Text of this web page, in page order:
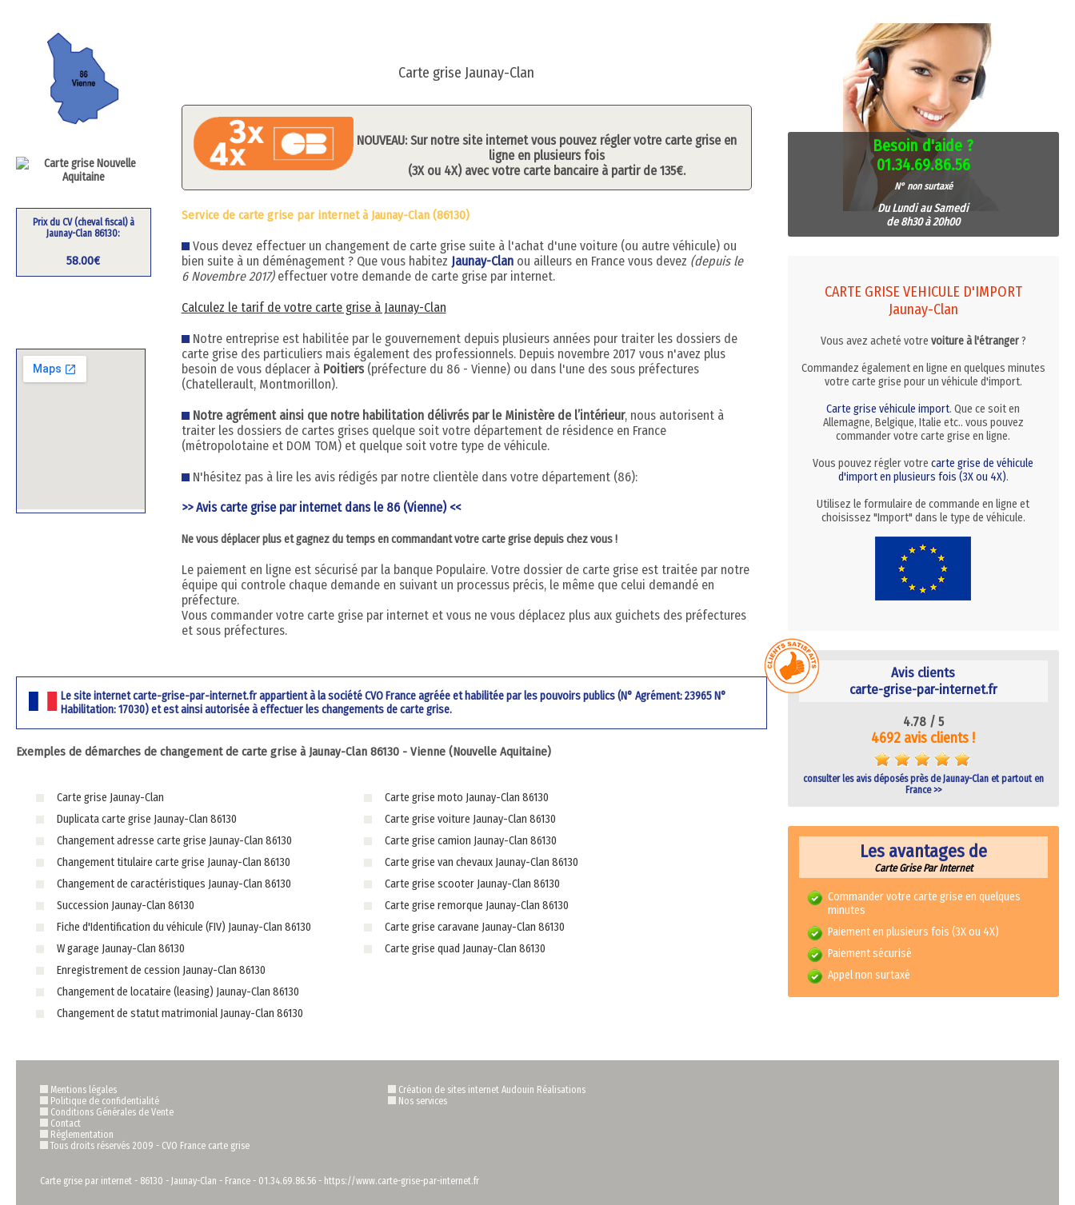
Prix du CV (cheval fiscal) à
Jaunay-Clan 86130:
58.00€
Carte grise Jaunay-Clan
NOUVEAU: Sur notre site internet vous pouvez régler votre carte grise en
ligne en plusieurs fois
(3X ou 4X) avec votre carte bancaire à partir de 135€.
Service de carte grise par internet à Jaunay-Clan (86130)
Vous devez effectuer un changement de carte grise suite à l'achat d'une voiture (ou autre véhicule) ou
bien suite à un déménagement ? Que vous habitez Jaunay-Clan ou ailleurs en France vous devez (depuis le
6 Novembre 2017)effectuer votre demande de carte grise par internet.
Calculez le tarif de votre carte grise à Jaunay-Clan
Notre entreprise est habilitée par le gouvernement depuis plusieurs années pour traiter les dossiers de
carte grise des particuliers mais également des professionnels. Depuis novembre 2017 vous n'avez plus
besoin de vous déplacer à Poitiers(préfecture du 86 - Vienne) ou dans l'une des sous préfectures
(Chatellerault, Montmorillon).
Notre agrément ainsi que notre habilitation délivrés par le Ministère de l’intérieur, nous autorisent à
traiter les dossiers de cartes grises quelque soit votre département de résidence en France
(métropolotaine et DOM TOM) et quelque soit votre type de véhicule.
N'hésitez pas à lire les avis rédigés par notre clientèle dans votre département (86):
>> Avis carte grise par internet dans le 86 (Vienne) <<
Ne vous déplacer plus et gagnez du temps en commandant votre carte grise depuis chez vous !
Le paiement en ligne est sécurisé par la banque Populaire. Votre dossier de carte grise est traitée par notre
équipe qui controle chaque demande en suivant un processus précis, le même que celui demandé en
préfecture.
Vous commander votre carte grise par internet et vous ne vous déplacez plus aux guichets des préfectures
et sous préfectures.
Le site internet carte-grise-par-internet.fr appartient à la société CVO France agréée et habilitée par les pouvoirs publics (N° Agrément: 23965 N°
Habilitation: 17030) et est ainsi autorisée à effectuer les changements de carte grise.
Exemples de démarches de changement de carte grise à Jaunay-Clan 86130 - Vienne (Nouvelle Aquitaine)
Carte grise Jaunay-Clan
Duplicata carte grise Jaunay-Clan 86130
Changement adresse carte grise Jaunay-Clan 86130
Changement titulaire carte grise Jaunay-Clan 86130
Changement de caractéristiques Jaunay-Clan 86130
Succession Jaunay-Clan 86130
Fiche d'Identification du véhicule (FIV) Jaunay-Clan 86130
W garage Jaunay-Clan 86130
Enregistrement de cession Jaunay-Clan 86130
Changement de locataire (leasing) Jaunay-Clan 86130
Changement de statut matrimonial Jaunay-Clan 86130
Carte grise moto Jaunay-Clan 86130
Carte grise voiture Jaunay-Clan 86130
Carte grise camion Jaunay-Clan 86130
Carte grise van chevaux Jaunay-Clan 86130
Carte grise scooter Jaunay-Clan 86130
Carte grise remorque Jaunay-Clan 86130
Carte grise caravane Jaunay-Clan 86130
Carte grise quad Jaunay-Clan 86130
Besoin d'aide ?
01.34.69.86.56
N° non surtaxé
Du Lundi au Samedi
de 8h30 à 20h00
CARTE GRISE VEHICULE D'IMPORT
Jaunay-Clan
Vous avez acheté votre voiture à l'étranger?
Commandez également en ligne en quelques minutes
votre carte grise pour un véhicule d'import.
Carte grise véhicule import. Que ce soit en
Allemagne, Belgique, Italie etc.. vous pouvez
commander votre carte grise en ligne.
Vous pouvez régler votrecarte grise de véhicule
d'import en plusieurs fois (3X ou 4X).
Utilisez le formulaire de commande en ligne et
choisissez "Import" dans le type de véhicule.
Avis clients
carte-grise-par-internet.fr
4.78 / 5
4692 avis clients !
consulter les avis déposés près de Jaunay-Clan et partout en
France >>
Les avantages de
Carte Grise Par Internet
Commander votre carte grise en quelques
minutes
Paiement en plusieurs fois (3X ou 4X)
Paiement sécurisé
Appel non surtaxé
Mentions légales
Politique de confidentialité
Conditions Générales de Vente
Contact
Règlementation
Tous droits réservés 2009 - CVO France carte grise
Création de sites internet Audouin Réalisations
Nos services
Carte grise par internet - 86130 - Jaunay-Clan - France - 01.34.69.86.56 - https://www.carte-grise-par-internet.fr